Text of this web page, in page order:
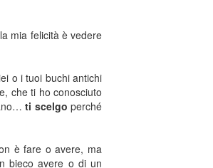
mia felicità è vedere
o i tuoi buchi antichi
che ti ho conosciuto
ti scelgo perché
è fare o avere, ma
bieco avere o di un